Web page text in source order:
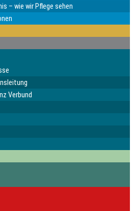
– wie wir Pflege sehen
Verbund